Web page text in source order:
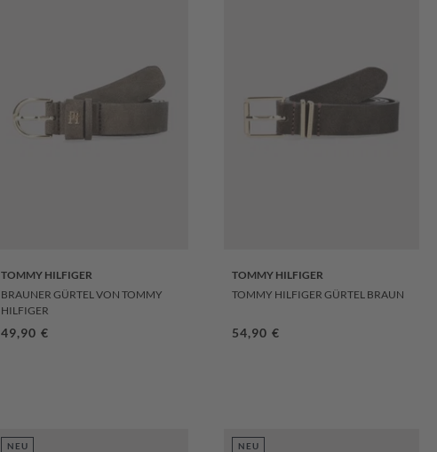
TOMMY HILFIGER
BRAUNER GÜRTEL VON TOMMY
HILFIGER
Regulärer Preis:
49,90 €
TOMMY HILFIGER
TOMMY HILFIGER GÜRTEL BRAUN
Regulärer Preis:
54,90 €
NEU NEU